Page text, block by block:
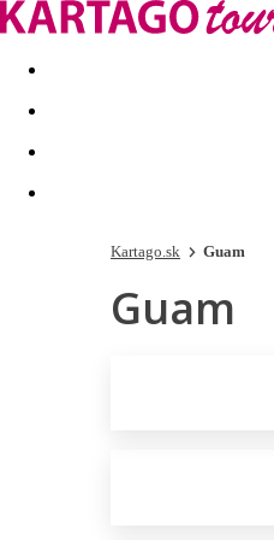
Last minute Dovolenkové
Kartago.sk Guam
Guam